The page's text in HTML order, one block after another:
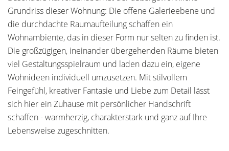
Grundriss dieser Wohnung: Die offene Galerieebene und
die durchdachte Raumaufteilung schaffen ein
Wohnambiente, das in dieser Form nur selten zu finden ist.
Die großzügigen, ineinander übergehenden Räume bieten
viel Gestaltungsspielraum und laden dazu ein, eigene
Wohnideen individuell umzusetzen. Mit stilvollem
Feingefühl, kreativer Fantasie und Liebe zum Detail lässt
sich hier ein Zuhause mit persönlicher Handschrift
schaffen - warmherzig, charakterstark und ganz auf Ihre
Lebensweise zugeschnitten.